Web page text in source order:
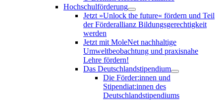
Hochschulförderung
Jetzt »Unlock the future« fördern und Teil
der Förderallianz Bildungsgerechtigkeit
werden
Jetzt mit MoleNet nachhaltige
Umweltbeobachtung und praxisnahe
Lehre fördern!
Das Deutschlandstipendium
Die Förder:innen und
Stipendiat:innen des
Deutschlandstipendiums